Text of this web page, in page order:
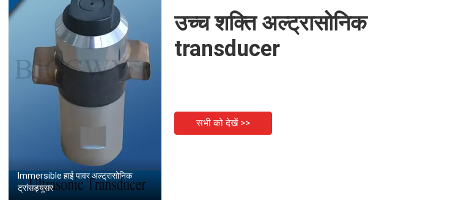
Immersible हाई पावर अल्ट्रासोनिक
ट्रांसड्यूसर
उच्च शक्ति अल्ट्रासोनिक
transducer
सभी को देखें >>